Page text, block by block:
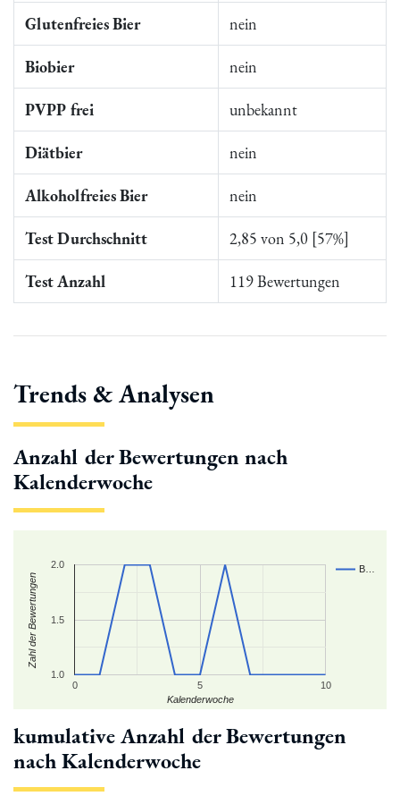
Glutenfreies Bier nein
Biobier nein
PVPP frei unbekannt
Diätbier nein
Alkoholfreies Bier nein
Test Durchschnitt 2,85 von 5,0 [57%]
Test Anzahl 119 Bewertungen
Trends & Analysen
Anzahl der Bewertungen nach
Kalenderwoche
B…
0 5 10
1.0
1.5
2.0
Kalenderwoche
Zahl der Bewertungen
kumulative Anzahl der Bewertungen
nach Kalenderwoche